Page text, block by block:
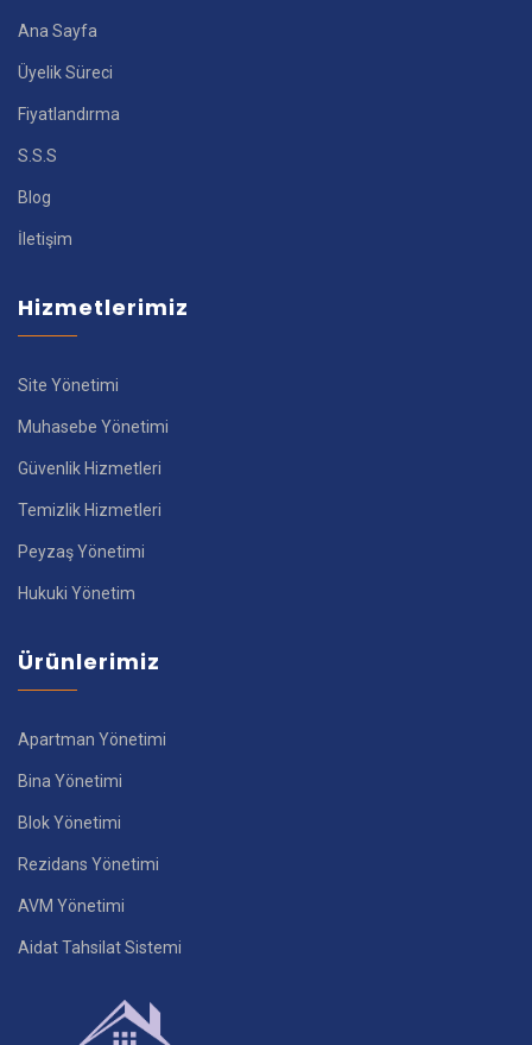
Ana Sayfa
Üyelik Süreci
Fiyatlandırma
S.S.S
Blog
İletişim
Hizmetlerimiz
Site Yönetimi
Muhasebe Yönetimi
Güvenlik Hizmetleri
Temizlik Hizmetleri
Peyzaş Yönetimi
Hukuki Yönetim
Ürünlerimiz
Apartman Yönetimi
Bina Yönetimi
Blok Yönetimi
Rezidans Yönetimi
AVM Yönetimi
Aidat Tahsilat Sistemi